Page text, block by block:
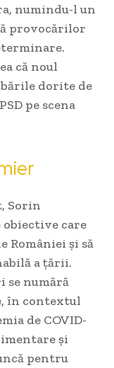
numindu-l un
provocărilor
că noul
dorite de
pe scena
Sorin
obiective care
României și să
a țării.
se numără
în contextul
de COVID-
și
pentru